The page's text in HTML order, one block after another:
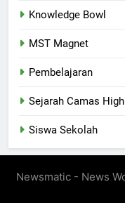
Knowledge Bowl
MST Magnet
Pembelajaran
Sejarah Camas
Siswa Sekolah
Newsmatic - News